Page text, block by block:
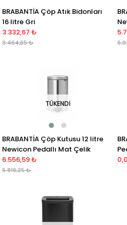
BRABANTİA Çöp Atık Bidonları
16 litre Gri
3.332,67 ₺
3.464,65 ₺
TÜKENDI
BRABANTİA Çöp Kutusu 12 litre
Newicon Pedallı Mat Çelik
6.556,59 ₺
6.816,25 ₺